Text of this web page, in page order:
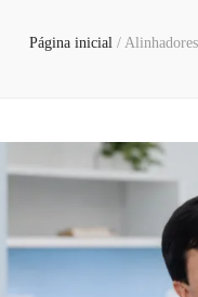
Página inicial /